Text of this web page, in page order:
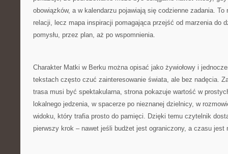
obowiązków, a w kalendarzu pojawiają się codzienne zadania. To
relacji, lecz mapa inspiracji pomagająca przejść od marzenia do
pomysłu, przez plan, aż po wspomnienia.
Charakter Matki w Berku można opisać jako żywiołowy i
tekstach często czuć zainteresowanie świata, ale bez nadęcia.
trasa musi być spektakularna, strona pokazuje wartość w
lokalnego jedzenia, w spacerze po nieznanej dzielnicy, w
widoku, który trafia prosto do pamięci. Dzięki temu czytelnik
pierwszy krok – nawet jeśli budżet jest ograniczony, a czasu jest